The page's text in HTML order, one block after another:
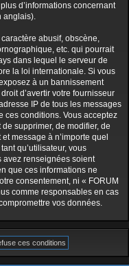
d’informations concernant
anglais).
abusif, obscène,
etc. qui pourrait
dans lequel le serveur de
la loi internationale. Si vous
à un bannissement
d’avertir votre fournisseur
IP de tous les messages
ces conditions. Vous acceptez
supprimer, de modifier, de
message à n’importe quel
qu’utilisateur, vous
avez renseignées soient
que ces informations ne
consentement, ni « FORUM
comme responsables en cas
vos données.